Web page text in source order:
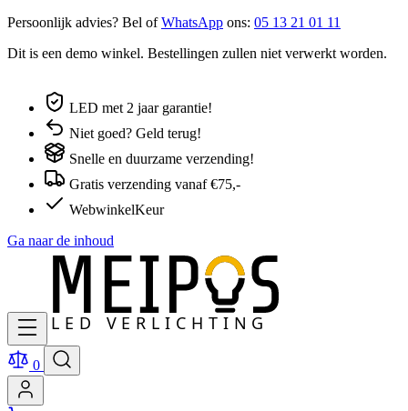
Persoonlijk advies? Bel ofWhatsApp ons: 05 13 21 01 11
Dit is een demo winkel. Bestellingen zullen niet verwerkt worden.
LED met 2 jaar garantie!
Niet goed? Geld terug!
Snelle en duurzame verzending!
Gratis verzending vanaf €75,-
WebwinkelKeur
Ga naar de inhoud
0